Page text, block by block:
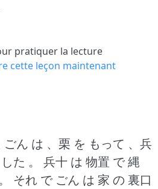
pratiquer la lecture
cette leçon maintenant
ん は 、栗 を もって 、兵
た 。
兵十 は 物置 で 縄
それ で ごん は 家 の 裏口